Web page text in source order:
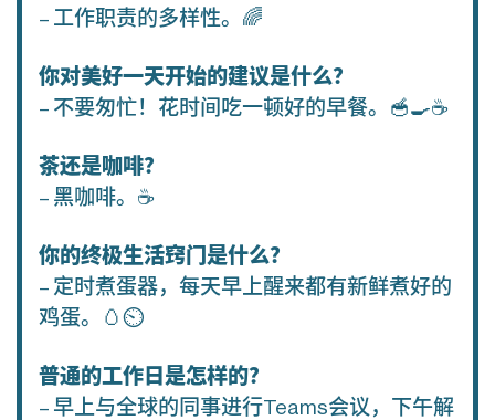
– 工作职责的多样性。🌈
你对美好一天开始的建议是什么？
– 不要匆忙！花时间吃一顿好的早餐。🥣🍳☕️
茶还是咖啡？
– 黑咖啡。☕️
你的终极生活窍门是什么？
– 定时煮蛋器，每天早上醒来都有新鲜煮好的
鸡蛋。🥚⏲
普通的工作日是怎样的？
– 早上与全球的同事进行Teams会议，下午解